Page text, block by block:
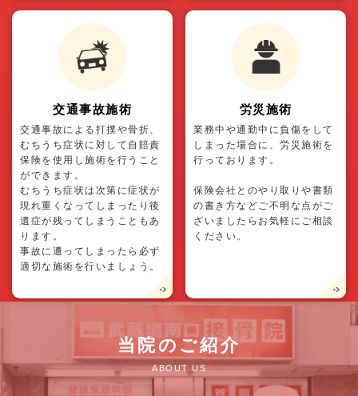
交通事故施術
交通事故による打撲や骨折、
むちうち症状に対して自賠責
保険を使用し施術を行うこと
ができます。
むちうち症状は次第に症状が
現れ重くなってしまったり後
遺症が残ってしまうこともあ
ります。
事故に遭ってしまったら必ず
適切な施術を行いましょう。
労災施術
業務中や通勤中に負傷をして
しまった場合に、労災施術を
行っております。
保険会社とのやり取りや書類
の書き方などご不明な点がご
ざいましたらお気軽にご相談
ください。
当院のご紹介
ABOUT US